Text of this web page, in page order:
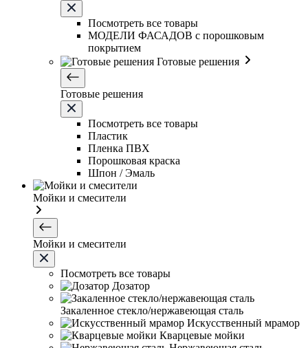
Посмотреть все товары
МОДЕЛИ ФАСАДОВ с порошковым
покрытием
Готовые решения
Готовые решения
Посмотреть все товары
Пластик
Пленка ПВХ
Порошковая краска
Шпон / Эмаль
Мойки и смесители
Мойки и смесители
Посмотреть все товары
Дозатор
Закаленное стекло/нержавеющая сталь
Искусственный мрамор
Кварцевые мойки